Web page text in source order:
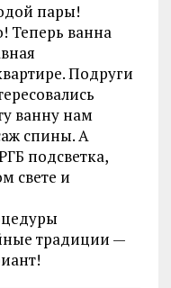
пары!
Теперь ванна
Подруги
ванну нам
спины. А
подсветка,
свете и
традиции —